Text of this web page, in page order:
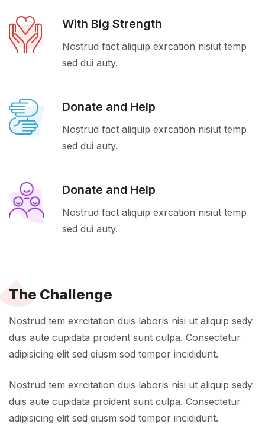
With Big Strength
Nostrud fact aliquip exrcation nisiut temp
sed dui auty.
Donate and Help
Nostrud fact aliquip exrcation nisiut temp
sed dui auty.
Donate and Help
Nostrud fact aliquip exrcation nisiut temp
sed dui auty.
The Challenge
Nostrud tem exrcitation duis laboris nisi ut aliquip sedy
duis aute cupidata proident sunt culpa. Consectetur
adipisicing elit sed eiusm sod tempor incididunt.
Nostrud tem exrcitation duis laboris nisi ut aliquip sedy
duis aute cupidata proident sunt culpa. Consectetur
adipisicing elit sed eiusm sod tempor incididunt.